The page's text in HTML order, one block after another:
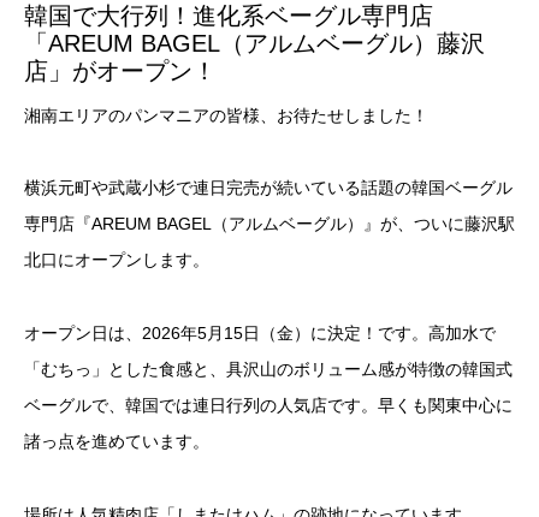
韓国で大行列！進化系ベーグル専門店
「AREUM BAGEL（アルムベーグル）藤沢
店」がオープン！
湘南エリアのパンマニアの皆様、お待たせしました！
横浜元町や武蔵小杉で連日完売が続いている話題の韓国ベーグル
専門店『AREUM BAGEL（アルムベーグル）』が、ついに藤沢駅
北口にオープンします。
オープン日は、2026年5月15日（金）に決定！です。高加水で
「むちっ」とした食感と、具沢山のボリューム感が特徴の韓国式
ベーグルで、韓国では連日行列の人気店です。早くも関東中心に
諸っ点を進めています。